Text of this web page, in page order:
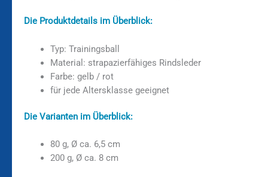
Die Produktdetails im Überblick:
Typ: Trainingsball
Material: strapazierfähiges Rindsleder
Farbe: gelb / rot
für jede Altersklasse geeignet
Die Varianten im Überblick:
80 g, Ø ca. 6,5 cm
200 g, Ø ca. 8 cm